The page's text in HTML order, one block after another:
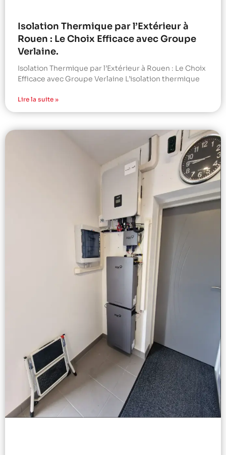
Isolation Thermique par l’Extérieur à
Rouen : Le Choix Efficace avec Groupe
Verlaine.
Isolation Thermique par l’Extérieur à Rouen : Le Choix
Efficace avec Groupe Verlaine L’isolation thermique
Lire la suite »